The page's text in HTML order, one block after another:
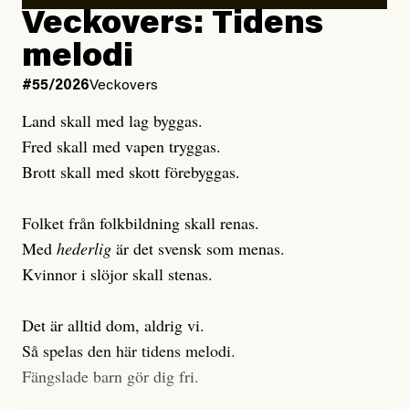
Publicerad3 August, 2026
Uppdaterad3 August, 2026
Veckovers: Tidens
melodi
#55/2026Veckovers
Land skall med lag byggas.
Fred skall med vapen tryggas.
Brott skall med skott förebyggas.
Folket från folkbildning skall renas.
Med hederlig är det svensk som menas.
Kvinnor i slöjor skall stenas.
Det är alltid dom, aldrig vi.
Så spelas den här tidens melodi.
Fängslade barn gör dig fri.